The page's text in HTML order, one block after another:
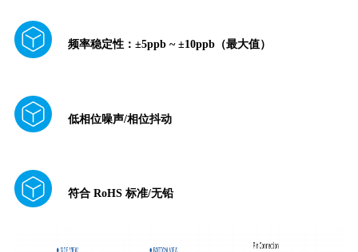
频率稳定性：±5ppb ~ ±10ppb（最大值）
低相位噪声/相位抖动
符合 RoHS 标准/无铅